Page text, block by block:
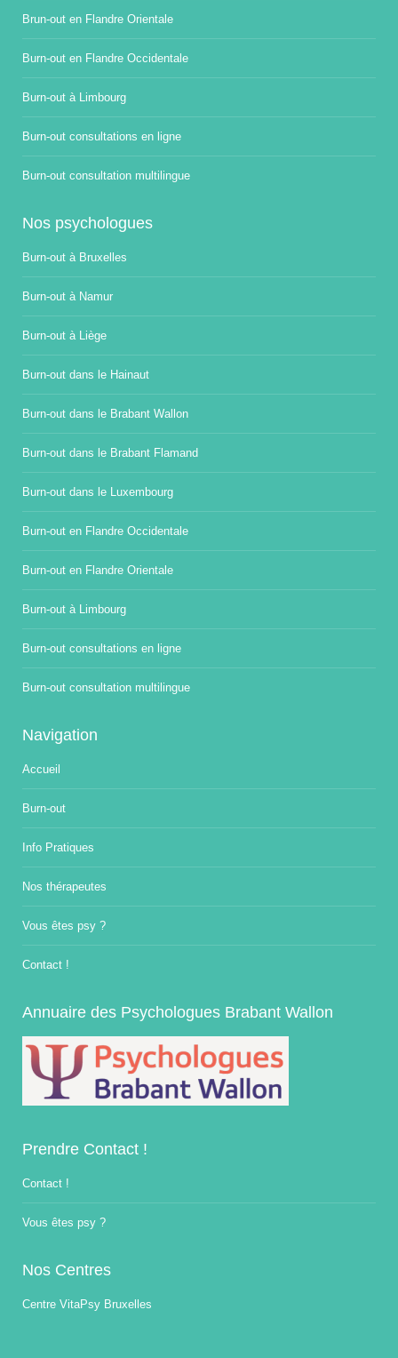
Brun-out en Flandre Orientale
Burn-out en Flandre Occidentale
Burn-out à Limbourg
Burn-out consultations en ligne
Burn-out consultation multilingue
Nos psychologues
Burn-out à Bruxelles
Burn-out à Namur
Burn-out à Liège
Burn-out dans le Hainaut
Burn-out dans le Brabant Wallon
Burn-out dans le Brabant Flamand
Burn-out dans le Luxembourg
Burn-out en Flandre Occidentale
Burn-out en Flandre Orientale
Burn-out à Limbourg
Burn-out consultations en ligne
Burn-out consultation multilingue
Navigation
Accueil
Burn-out
Info Pratiques
Nos thérapeutes
Vous êtes psy ?
Contact !
Annuaire des Psychologues Brabant Wallon
Prendre Contact !
Contact !
Vous êtes psy ?
Nos Centres
Centre VitaPsy Bruxelles